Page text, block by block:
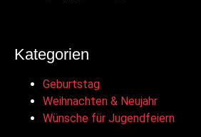
Kategorien
Geburtstag
Weihnachten & Neujahr
Wünsche für Jugendfeiern